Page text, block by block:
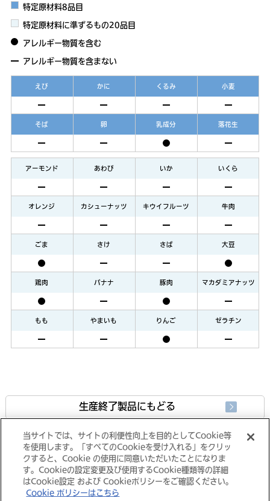
特定原材料8品目
特定原材料に準ずるもの20品目
アレルギー物質を含む
アレルギー物質を含まない
えび かに くるみ 小麦
そば 卵 乳成分 落花生
アーモンド あわび いか いくら
オレンジ カシューナッツ キウイフルーツ 牛肉
ごま さけ さば 大豆
鶏肉 バナナ 豚肉 マカダミアナッツ
もも やまいも りんご ゼラチン
生産終了製品にもどる
製品情報にもどる
大塚グループ
当サイトでは、サイトの利便性向上を目的としてCookie等
を使用します。「すべてのCookieを受け入れる」をクリッ
クすると、Cookie の使用に同意いただいたことになりま
す。Cookieの設定変更及び使用するCookie種類等の詳細
はCookie設定 および Cookieポリシーをご確認ください。
Cookie ポリシーはこちら